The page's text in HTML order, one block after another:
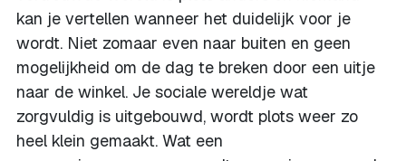
kan je vertellen wanneer het duidelijk voor je
wordt. Niet zomaar even naar buiten en geen
mogelijkheid om de dag te breken door een uitje
naar de winkel. Je sociale wereldje wat
zorgvuldig is uitgebouwd, wordt plots weer zo
heel klein gemaakt. Wat een